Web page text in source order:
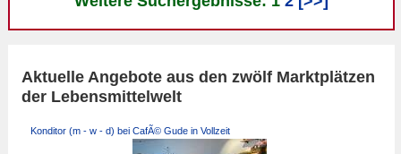
Aktuelle Angebote aus den zwölf Marktplätzen
der Lebensmittelwelt
Konditor (m - w - d) bei CafÃ© Gude in Vollzeit